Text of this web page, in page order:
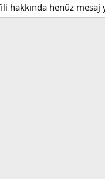
hakkında henüz mesaj